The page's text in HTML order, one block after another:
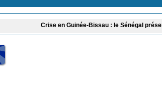
Crise en Guinée-Bissau : le Sénégal présente son